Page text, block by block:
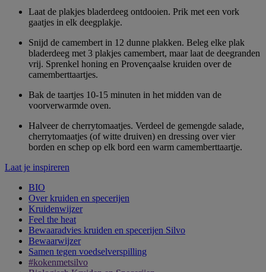
Laat de plakjes bladerdeeg ontdooien. Prik met een vork
gaatjes in elk deegplakje.
Snijd de camembert in 12 dunne plakken. Beleg elke plak
bladerdeeg met 3 plakjes camembert, maar laat de deegranden
vrij. Sprenkel honing en Provençaalse kruiden over de
camemberttaartjes.
Bak de taartjes 10-15 minuten in het midden van de
voorverwarmde oven.
Halveer de cherrytomaatjes. Verdeel de gemengde salade,
cherrytomaatjes (of witte druiven) en dressing over vier
borden en schep op elk bord een warm camemberttaartje.
Laat je inspireren
BIO
Over kruiden en specerijen
Kruidenwijzer
Feel the heat
Bewaaradvies kruiden en specerijen Silvo
Bewaarwijzer
Samen tegen voedselverspilling
#kokenmetsilvo